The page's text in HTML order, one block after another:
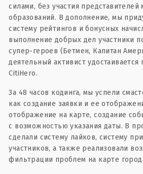
силами, без участия
образований. В дополнение, мы
систему рейтингов и бонусных
выполнение добрых дел участники
супер-героев (Бетмен, Капитан
деятельный активист удостаивается
CitiHero.
За 48 часов кодинга, мы успели
как создание заявки и ее
отображение на карте, создание
с возможностью указания даты. В
сделали систему лайков, систему
участников, а также реализовали
фильтрации проблем на карте